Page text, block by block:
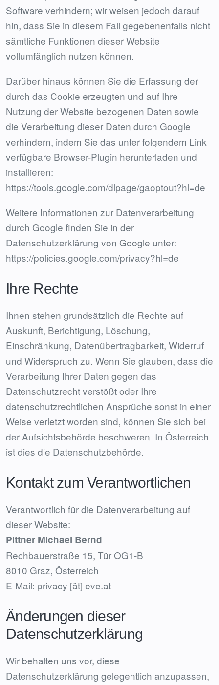
Software verhindern; wir weisen jedoch darauf
hin, dass Sie in diesem Fall gegebenenfalls nicht
sämtliche Funktionen dieser Website
vollumfänglich nutzen können.
Darüber hinaus können Sie die Erfassung der
durch das Cookie erzeugten und auf Ihre
Nutzung der Website bezogenen Daten sowie
die Verarbeitung dieser Daten durch Google
verhindern, indem Sie das unter folgendem Link
verfügbare Browser-Plugin herunterladen und
installieren:
https://tools.google.com/dlpage/gaoptout?hl=de
Weitere Informationen zur Datenverarbeitung
durch Google finden Sie in der
Datenschutzerklärung von Google unter:
https://policies.google.com/privacy?hl=de
Ihre Rechte
Ihnen stehen grundsätzlich die Rechte auf
Auskunft, Berichtigung, Löschung,
Einschränkung, Datenübertragbarkeit, Widerruf
und Widerspruch zu. Wenn Sie glauben, dass die
Verarbeitung Ihrer Daten gegen das
Datenschutzrecht verstößt oder Ihre
datenschutzrechtlichen Ansprüche sonst in einer
Weise verletzt worden sind, können Sie sich bei
der Aufsichtsbehörde beschweren. In Österreich
ist dies die Datenschutzbehörde.
Kontakt zum Verantwortlichen
Verantwortlich für die Datenverarbeitung auf
dieser Website:
Pittner Michael Bernd
Rechbauerstraße 15, Tür OG1-B
8010 Graz, Österreich
E-Mail: privacy [ät] eve.at
Änderungen dieser
Datenschutzerklärung
Wir behalten uns vor, diese
Datenschutzerklärung gelegentlich anzupassen,